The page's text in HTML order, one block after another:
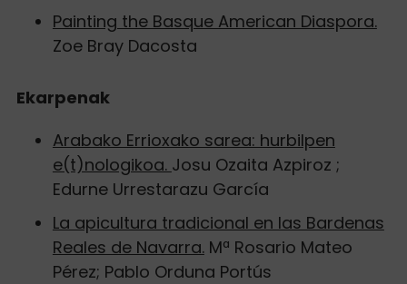
Painting the Basque American Diaspora.
Zoe Bray Dacosta
Ekarpenak
Arabako Errioxako sarea: hurbilpen
e(t)nologikoa. Josu Ozaita Azpiroz ;
Edurne Urrestarazu García
La apicultura tradicional en las Bardenas
Reales de Navarra.Mª Rosario Mateo
Pérez; Pablo Orduna Portús